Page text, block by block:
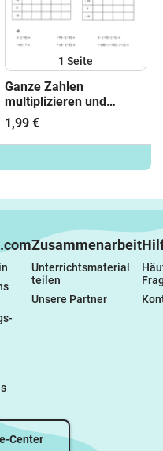
1 Seite
Ganze Zahlen
multiplizieren und
dividieren
1,99 €
Zusammenarbeit
Unterrichtsmaterial
teilen
Unsere Partner
Center